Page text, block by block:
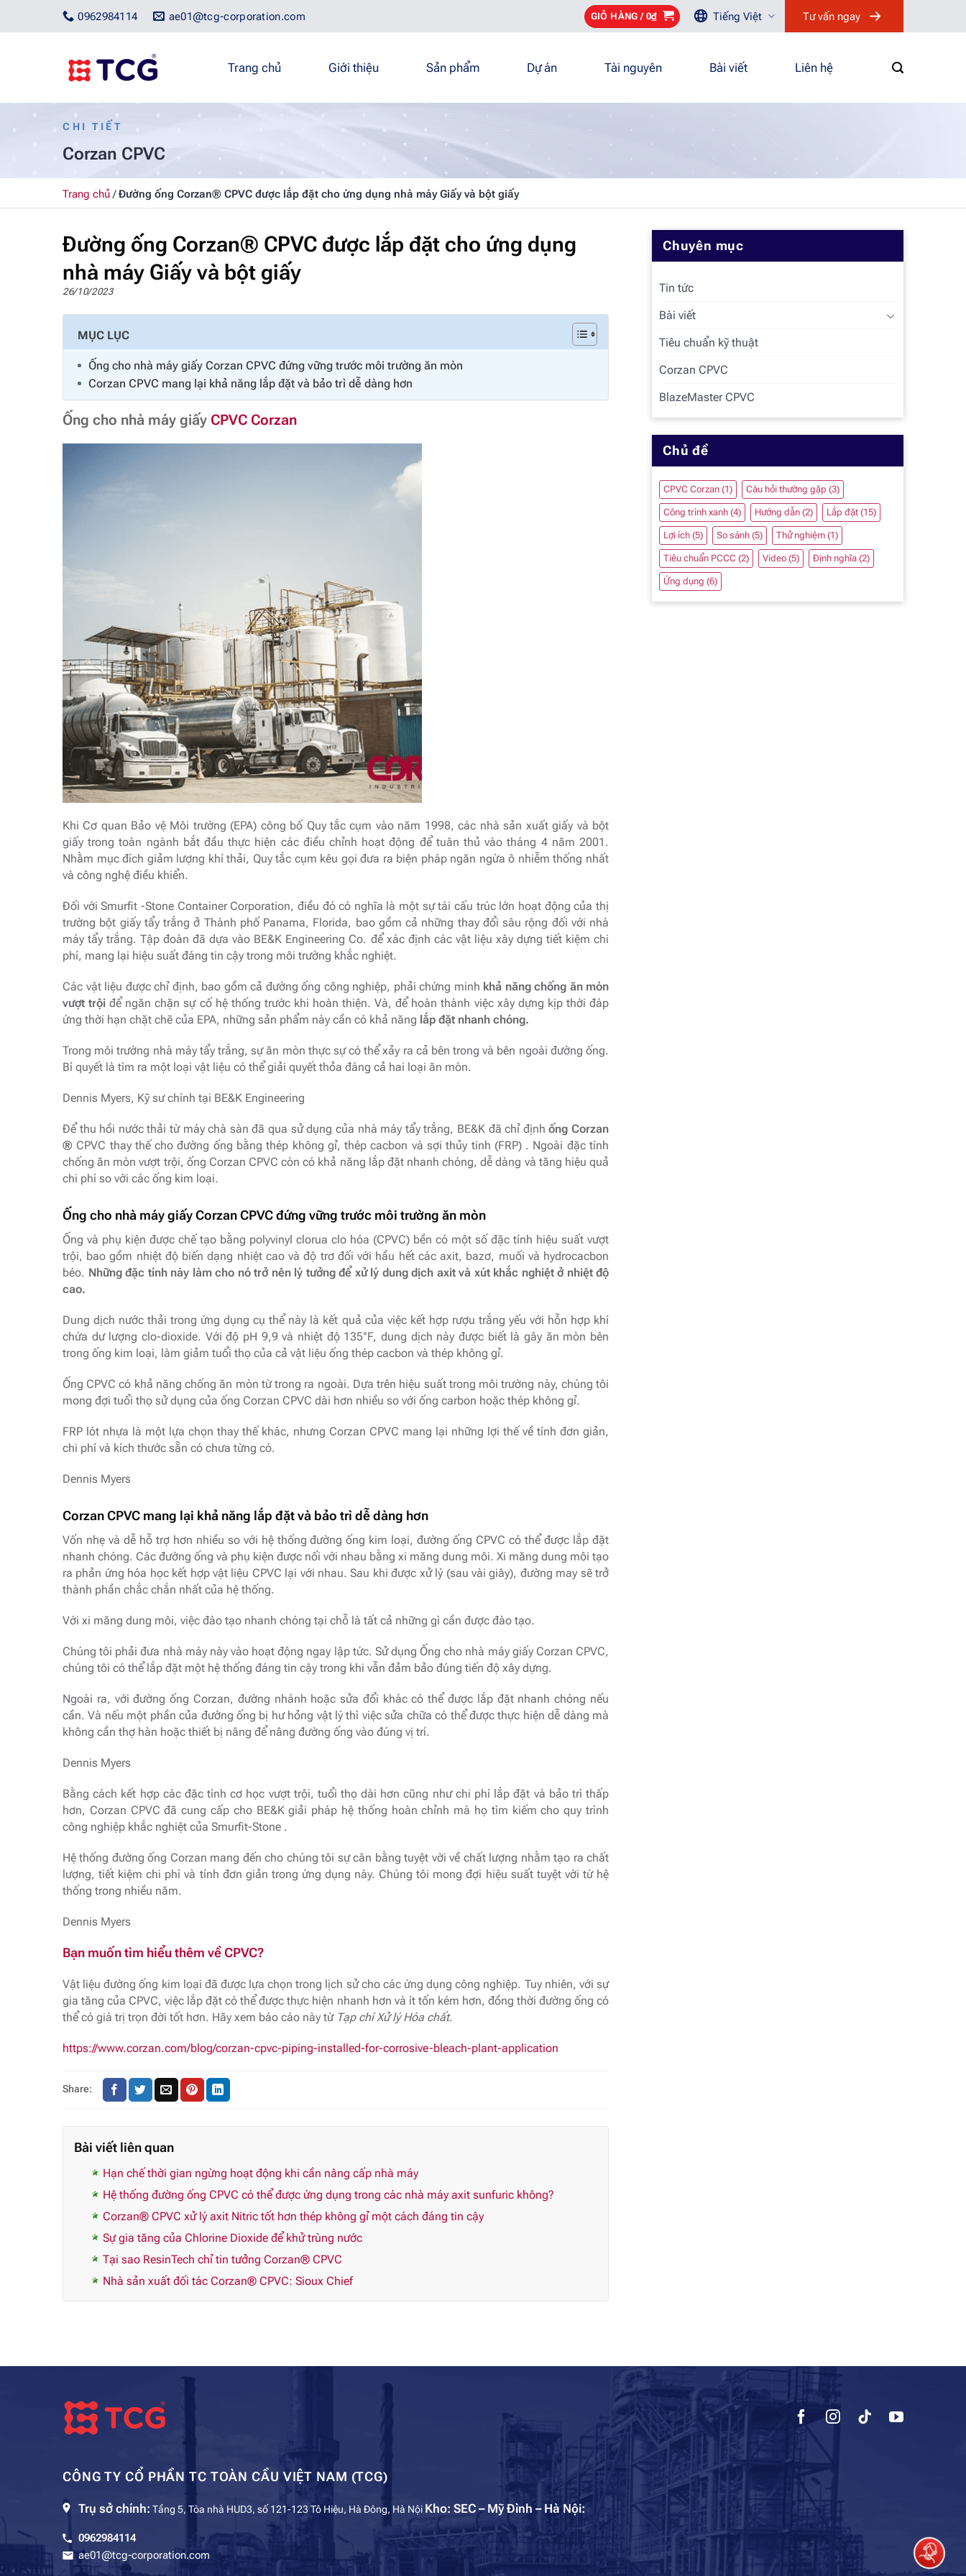
ae01@tcg-corporation.com
0962984114 GIỎ HÀNG / 0₫ Tiếng Việt Tư vấn ngay
Trang chủ Giới thiệu Sản phẩm Dự án Tài nguyên Bài viết Liên hệ
CHI TIẾT
Corzan CPVC
Trang chủ/Đường ống Corzan® CPVC được lắp đặt cho ứng dụng nhà máy Giấy và bột giấy
Đường ống Corzan® CPVC được lắp đặt cho ứng dụng
nhà máy Giấy và bột giấy
26/10/2023
MỤC LỤC
Ống cho nhà máy giấy Corzan CPVC đứng vững trước môi trường ăn mòn
Corzan CPVC mang lại khả năng lắp đặt và bảo trì dễ dàng hơn
Ống cho nhà máy giấy CPVC Corzan
Khi Cơ quan Bảo vệ Môi trường (EPA) công bố Quy tắc cụm vào năm 1998, các nhà sản xuất giấy và bột
giấy trong toàn ngành bắt đầu thực hiện các điều chỉnh hoạt động để tuân thủ vào tháng 4 năm 2001.
Nhằm mục đích giảm lượng khí thải, Quy tắc cụm kêu gọi đưa ra biện pháp ngăn ngừa ô nhiễm thống nhất
và công nghệ điều khiển.
Đối với Smurfit -Stone Container Corporation, điều đó có nghĩa là một sự tái cấu trúc lớn hoạt động của thị
trường bột giấy tẩy trắng ở Thành phố Panama, Florida, bao gồm cả những thay đổi sâu rộng đối với nhà
máy tẩy trắng. Tập đoàn đã dựa vào BE&K Engineering Co. để xác định các vật liệu xây dựng tiết kiệm chi
phí, mang lại hiệu suất đáng tin cậy trong môi trường khắc nghiệt.
Các vật liệu được chỉ định, bao gồm cả đường ống công nghiệp, phải chứng minh khả năng chống ăn mòn
vượt trội để ngăn chặn sự cố hệ thống trước khi hoàn thiện. Và, để hoàn thành việc xây dựng kịp thời đáp
ứng thời hạn chặt chẽ của EPA, những sản phẩm này cần có khả năng lắp đặt nhanh chóng.
Trong môi trường nhà máy tẩy trắng, sự ăn mòn thực sự có thể xảy ra cả bên trong và bên ngoài đường ống.
Bí quyết là tìm ra một loại vật liệu có thể giải quyết thỏa đáng cả hai loại ăn mòn.
Dennis Myers, Kỹ sư chính tại BE&K Engineering
Để thu hồi nước thải từ máy chà sàn đã qua sử dụng của nhà máy tẩy trắng, BE&K đã chỉ định ống Corzan
® CPVC thay thế cho đường ống bằng thép không gỉ, thép cacbon và sợi thủy tinh (FRP) . Ngoài đặc tính
chống ăn mòn vượt trội, ống Corzan CPVC còn có khả năng lắp đặt nhanh chóng, dễ dàng và tăng hiệu quả
chi phí so với các ống kim loại.
Ống cho nhà máy giấy Corzan CPVCđứng vững trước môi trường ăn mòn
Ống và phụ kiện được chế tạo bằng polyvinyl clorua clo hóa (CPVC) bền có một số đặc tính hiệu suất vượt
trội, bao gồm nhiệt độ biến dạng nhiệt cao và độ trơ đối với hầu hết các axit, bazơ, muối và hydrocacbon
béo. Những đặc tính này làm cho nó trở nên lý tưởng để xử lý dung dịch axit và xút khắc nghiệt ở nhiệt độ
cao.
Dung dịch nước thải trong ứng dụng cụ thể này là kết quả của việc kết hợp rượu trắng yếu với hỗn hợp khí
chứa dư lượng clo-dioxide. Với độ pH 9,9 và nhiệt độ 135°F, dung dịch này được biết là gây ăn mòn bên
trong ống kim loại, làm giảm tuổi thọ của cả vật liệu ống thép cacbon và thép không gỉ.
Ống CPVC có khả năng chống ăn mòn từ trong ra ngoài. Dựa trên hiệu suất trong môi trường này, chúng tôi
mong đợi tuổi thọ sử dụng của ống Corzan CPVC dài hơn nhiều so với ống carbon hoặc thép không gỉ.
FRP lót nhựa là một lựa chọn thay thế khác, nhưng Corzan CPVC mang lại những lợi thế về tính đơn giản,
chi phí và kích thước sẵn có chưa từng có.
Dennis Myers
Corzan CPVC mang lại khả năng lắp đặt và bảo trì dễ dàng hơn
Vốn nhẹ và dễ hỗ trợ hơn nhiều so với hệ thống đường ống kim loại, đường ống CPVC có thể được lắp đặt
nhanh chóng. Các đường ống và phụ kiện được nối với nhau bằng xi măng dung môi. Xi măng dung môi tạo
ra phản ứng hóa học kết hợp vật liệu CPVC lại với nhau. Sau khi được xử lý (sau vài giây), đường may sẽ trở
thành phần chắc chắn nhất của hệ thống.
Với xi măng dung môi, việc đào tạo nhanh chóng tại chỗ là tất cả những gì cần được đào tạo.
Chúng tôi phải đưa nhà máy này vào hoạt động ngay lập tức. Sử dụng Ống cho nhà máy giấy Corzan CPVC,
chúng tôi có thể lắp đặt một hệ thống đáng tin cậy trong khi vẫn đảm bảo đúng tiến độ xây dựng.
Ngoài ra, với đường ống Corzan, đường nhánh hoặc sửa đổi khác có thể được lắp đặt nhanh chóng nếu
cần. Và nếu một phần của đường ống bị hư hỏng vật lý thì việc sửa chữa có thể được thực hiện dễ dàng mà
không cần thợ hàn hoặc thiết bị nâng để nâng đường ống vào đúng vị trí.
Dennis Myers
Bằng cách kết hợp các đặc tính cơ học vượt trội, tuổi thọ dài hơn cũng như chi phí lắp đặt và bảo trì thấp
hơn, Corzan CPVC đã cung cấp cho BE&K giải pháp hệ thống hoàn chỉnh mà họ tìm kiếm cho quy trình
công nghiệp khắc nghiệt của Smurfit-Stone .
Hệ thống đường ống Corzan mang đến cho chúng tôi sự cân bằng tuyệt vời về chất lượng nhằm tạo ra chất
lượng, tiết kiệm chi phí và tính đơn giản trong ứng dụng này. Chúng tôi mong đợi hiệu suất tuyệt vời từ hệ
thống trong nhiều năm.
Dennis Myers
Bạn muốn tìm hiểu thêm về CPVC?
Vật liệu đường ống kim loại đã được lựa chọn trong lịch sử cho các ứng dụng công nghiệp. Tuy nhiên, với sự
gia tăng của CPVC, việc lắp đặt có thể được thực hiện nhanh hơn và ít tốn kém hơn, đồng thời đường ống có
thể có giá trị trọn đời tốt hơn. Hãy xem báo cáo này từ Tạp chí Xử lý Hóa chất.
https://www.corzan.com/blog/corzan-cpvc-piping-installed-for-corrosive-bleach-plant-application
Share:
Bài viết liên quan
Hạn chế thời gian ngừng hoạt động khi cần nâng cấp nhà máy
Hệ thống đường ống CPVC có thể được ứng dụng trong các nhà máy axit sunfuric không?
Corzan® CPVC xử lý axit Nitric tốt hơn thép không gỉ một cách đáng tin cậy
Sự gia tăng của Chlorine Dioxide để khử trùng nước
Tại sao ResinTech chỉ tin tưởng Corzan® CPVC
Nhà sản xuất đối tác Corzan® CPVC: Sioux Chief
Chuyên mục
Tin tức
Bài viết
Tiêu chuẩn kỹ thuật
Corzan CPVC
BlazeMaster CPVC
Chủ đề
CPVC Corzan (1) Câu hỏi thường gặp (3)
Công trình xanh (4) Hướng dẫn (2) Lắp đặt (15)
Lợi ích (5) So sánh (5) Thử nghiệm (1)
Tiêu chuẩn PCCC (2) Video (5) Định nghĩa (2)
Ứng dụng (6)
CÔNG TY CỔ PHẦN TC TOÀN CẦU VIỆT NAM (TCG)
Trụ sở chính: Tầng 5, Tòa nhà HUD3, số 121-123 Tô Hiệu, Hà Đông, Hà Nội Kho: SEC – Mỹ Đình – Hà Nội:
0962984114
ae01@tcg-corporation.com